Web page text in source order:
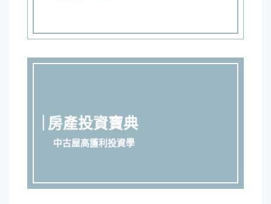
房產投資寶典
中古屋高獲利投資學